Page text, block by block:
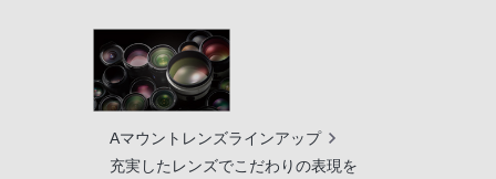
Aマウントレンズラインアップ
充実したレンズでこだわりの表現を